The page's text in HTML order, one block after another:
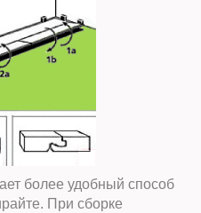
более удобный способ
При сборке